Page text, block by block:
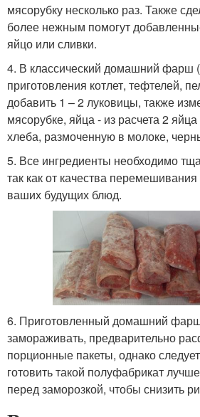
мясорубку несколько раз. Также
более нежным помогут
яйцо или сливки.
4. В классический домашний фарш
приготовления котлет, тефтелей,
добавить 1 – 2 луковицы, также
мясорубке, яйца - из расчета 2
хлеба, размоченную в молоке,
5. Все ингредиенты необходимо
так как от качества
ваших будущих блюд.
6. Приготовленный домашний
замораживать, предварительно
порционные пакеты, однако
готовить такой полуфабрикат
перед заморозкой, чтобы снизить